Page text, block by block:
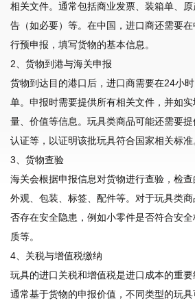
相关文件。通常包括商业发票、装箱单、
告（如必要）等。在中国，进口商还需要
行预申报，填写货物的基本信息。
2、货物到港与海关申报
货物到达目的港口后，进口商需要在24小
单。申报时需要提供所有相关文件，并如
量、价值等信息。玩具类商品可能还需要
认证等，以证明该批玩具符合国家相关标准
3、货物查验
海关会根据申报信息对货物进行查验，检
外观、包装、标签、配件等。对于玩具类
否存在安全隐患，例如小零件是否符合安
质等。
4、关税与增值税缴纳
玩具的进口关税和增值税是进口成本的重
通常基于货物的申报价值，不同类型的玩具